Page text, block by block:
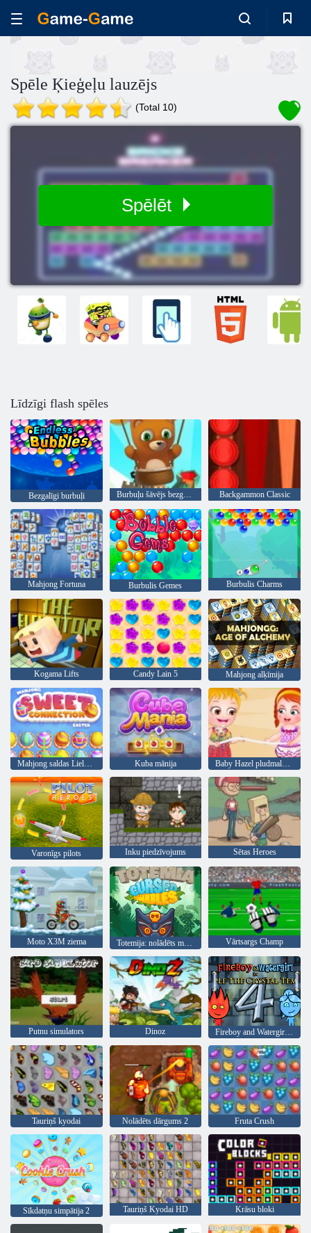
Spēle Ķieģeļu lauzējs
(Total 10)
Spēlēt
Līdzīgi flash spēles
Bezgalīgi burbuļi Burbuļu šāvējs bezgalīgs Backgammon Classic
Mahjong Fortuna Burbulis Gemes Burbulis Charms
Kogama Lifts Candy Lain 5 Mahjong alķīmija
Mahjong saldas Lieldienas Kuba mānija Baby Hazel pludmales ballīte
Varonīgs pilots Inku piedzīvojums Sētas Heroes
Moto X3M ziema Totemija: nolādēts marmors Vārtsargs Champ
Putnu simulators Dinoz Fireboy and Watergirl 4: Kristāla templis
Tauriņš kyodai Nolādēts dārgums 2 Fruta Crush
Sīkdatņu simpātija 2 Tauriņš Kyodai HD Krāsu bloki